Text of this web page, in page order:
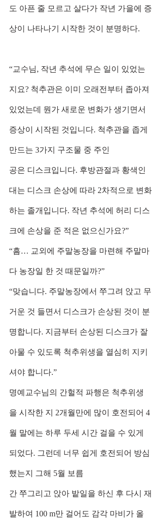
도 아픈 줄 모르고 살다가 작년 가을에 증
상이 나타나기 시작한 것이 분명하다.
“교수님, 작년 추석에 무슨 일이 있었는
지요? 척추관은 이미 오래전부터 좁아져
있었는데 뭔가 새로운 변화가 생기면서
증상이 시작된 것입니다. 척추관을 좁게
만드는 3가지 구조물 중 주인
공은 디스크입니다. 후방관절과 황색인
대는 디스크 손상에 따라 2차적으로 변화
하는 졸개입니다. 작년 추석에 허리 디스
크에 손상을 준 적은 없으신가요?”
“흠… 교외에 주말농장을 마련해 주말마
다 농장일 한 것 때문일까?”
“맞습니다. 주말농장에서 쭈그려 앉고 무
거운 것 들면서 디스크가 손상된 것이 분
명합니다. 지금부터 손상된 디스크가 잘
아물 수 있도록 척추위생을 열심히 지키
셔야 합니다.”
명예교수님의 간헐적 파행은 척추위생
을 시작한 지 2개월만에 많이 호전되어 4
월 말에는 하루 두세 시간 걸을 수 있게
되었다. 그런데 너무 쉽게 호전되어 방심
했는지 그해 5월 보름
간 쭈그리고 앉아 밭일을 하신 후 다시 재
발하여 100 m만 걸어도 감각 마비가 올